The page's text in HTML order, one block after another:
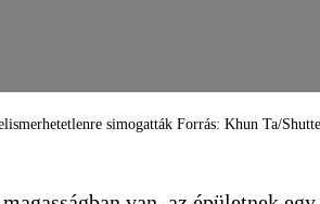
simogatták Forrás: Khun Ta/